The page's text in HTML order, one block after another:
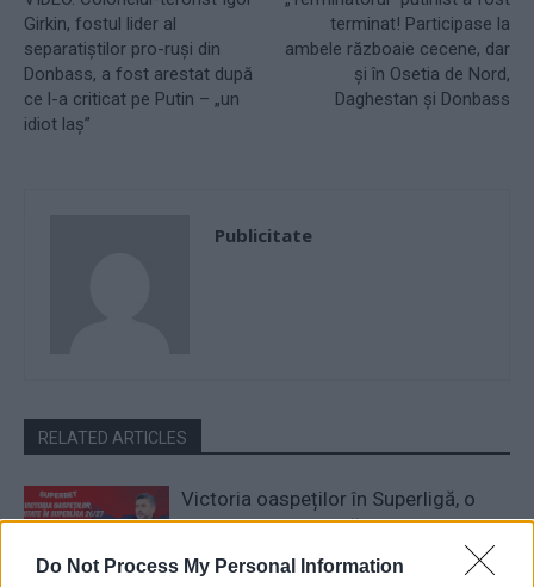
Do Not Process My Personal Information
Girkin, fostul lider al
separatiștilor pro-ruși din
Donbass, a fost arestat după
ce l-a criticat pe Putin – „un
idiot laș”
terminat! Participase la
ambele războaie cecene, dar
și în Osetia de Nord,
Daghestan și Donbass
Publicitate
RELATED ARTICLES
Pariuri sportive
Victoria oaspeților în Superligă, o
raritate. Se schimbă tradiția în
etapa a 3-a?